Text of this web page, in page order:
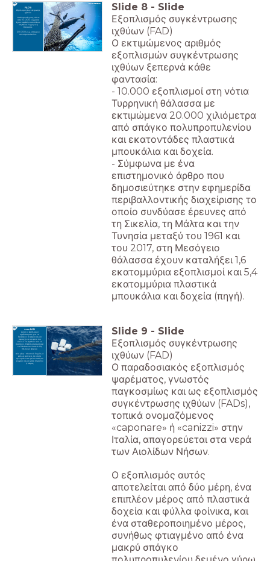
FAD'S
Εξοπλισμός Συγκέντρωσης
Ιχθύων
Κατά προσέγγιση, πάνω
από 10.000 κομμάτια
έχουν αφεθεί να επιπλέουν
στη Νότια Τυρρηνική
θάλασσα.
20.000 χλμ. σπάγκου
πολυπροπυλενίου.
Slide 8 - Slide
Εξοπλισμός συγκέντρωσης
ιχθύων (FAD)
Ο εκτιμώμενος αριθμός
εξοπλισμών συγκέντρωσης
ιχθύων ξεπερνά κάθε
φαντασία:
- 10.000 εξοπλισμοί στη νότια
Τυρρηνική θάλασσα με
εκτιμώμενα 20.000 χιλιόμετρα
από σπάγκο πολυπροπυλενίου
και εκατοντάδες πλαστικά
μπουκάλια και δοχεία.
- Σύμφωνα με ένα
επιστημονικό άρθρο που
δημοσιεύτηκε στην εφημερίδα
περιβαλλοντικής διαχείρισης το
οποίο συνδύασε έρευνες από
τη Σικελία, τη Μάλτα και την
Τυνησία μεταξύ του 1961 και
του 2017, στη Μεσόγειο
θάλασσα έχουν καταλήξει 1,6
εκατομμύρια εξοπλισμοί και 5,4
εκατομμύρια πλαστικά
μπουκάλια και δοχεία (πηγή).
ΤΥΠΟΙ FAD
Αυτοί οι εξοπλισμοί
σχεδιάστηκαν για να
δελεάζουν τα ψάρια σε μία
περιοχή και να είναι πιο
εύκολο να βρεθούν και να
πιαστούν. Ο εξοπλισμός μπορεί
να δελεάσει πολλαπλά είδη
πελάγιων ψαριών.
Δύο μέρη - πλαστικά δοχεία με
φύλλα φοίνικα, τα οποία
αγκυρώνονται με ένα σπάγκο
ενωμένο σε μία μάζα τσιμέντου
ή πέτρας.
Slide 9 - Slide
Εξοπλισμός συγκέντρωσης
ιχθύων (FAD)
Ο παραδοσιακός εξοπλισμός
ψαρέματος, γνωστός
παγκοσμίως και ως εξοπλισμός
συγκέντρωσης ιχθύων (FADs),
τοπικά ονομαζόμενος
«caponare» ή «canizzi» στην
Ιταλία, απαγορεύεται στα νερά
των Αιολίδων Νήσων.
Ο εξοπλισμός αυτός
αποτελείται από δύο μέρη, ένα
επιπλέον μέρος από πλαστικά
δοχεία και φύλλα φοίνικα, και
ένα σταθεροποιημένο μέρος,
συνήθως φτιαγμένο από ένα
μακρύ σπάγκο